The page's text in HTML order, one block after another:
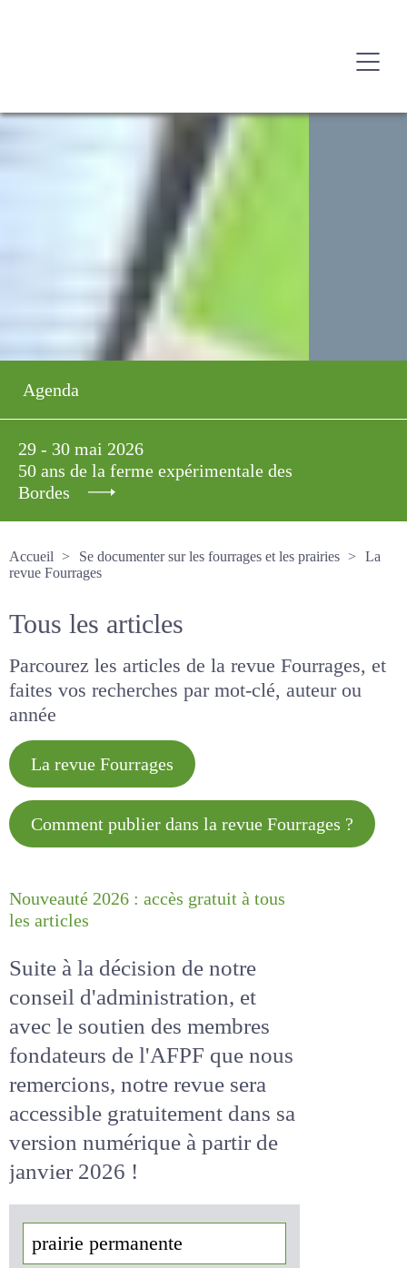
Agenda
29 - 30 mai 2026
50 ans de la ferme expérimentale des
Bordes
Accueil
Se documenter sur les fourrages et les prairies
La revue Fourrages
Tous les articles
Parcourez les articles de la revue Fourrages, et
faites vos recherches par mot-clé, auteur ou
année
La revue Fourrages
Comment publier dans la revue
Nouveauté 2026 : accès gratuit à
Suite à la décision de notre
conseil d'administration, et
avec le soutien des membres
fondateurs de l'AFPF que nous
remercions, notre revue sera
accessiblegratuitementdans
sa version numérique
de janvier 2026 !